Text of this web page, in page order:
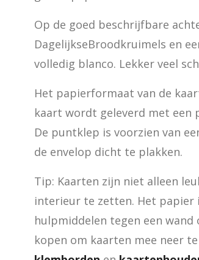
Op de goed beschrijfbare
DagelijkseBroodkruimels en
volledig blanco. Lekker veel
Het papierformaat van de
kaart wordt geleverd met een
De puntklep is voorzien van
de envelop dicht te plakken.
Tip: Kaarten zijn niet alleen
interieur te zetten. Het papier
hulpmiddelen tegen een